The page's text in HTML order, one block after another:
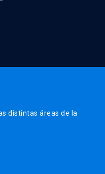
distintas áreas de la